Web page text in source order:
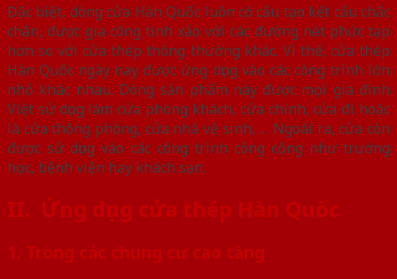
Đặc biệt, dòng cửa Hàn Quốc luôn có cấu tạo kết cấu chắc
chắn, được gia công tinh xảo với các đường nét phức tạp
hơn so với cửa thép thông thường khác. Vì thế, cửa thép
Hàn Quốc ngày nay được ứng dụng vào các công trình lớn
nhỏ khác nhau. Dòng sản phẩm này được mọi gia đình
Việt sử dụng làm cửa phòng khách, cửa chính, cửa đi hoặc
là cửa thông phòng, cửa nhà vệ sinh, … Ngoài ra, cửa còn
được sử dụng vào các công trình công cộng như trường
học, bệnh viện hay khách sạn.
II. Ứng dụng cửa thép Hàn Quốc
1. Trong các chung cư cao tầng